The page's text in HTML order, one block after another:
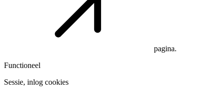
pagina.
Functioneel
Sessie, inlog cookies